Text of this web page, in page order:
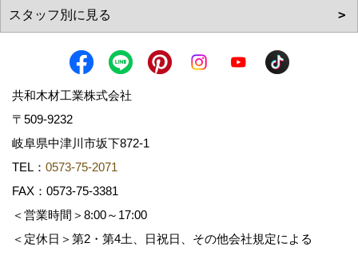
共和木材工業株式会社
〒509-9232
岐阜県中津川市坂下872‐1
TEL： 0573-75-2071
FAX：0573-75-3381
＜営業時間＞8:00～17:00
＜定休日＞第2・第4土、日祝日、その他会社規定による